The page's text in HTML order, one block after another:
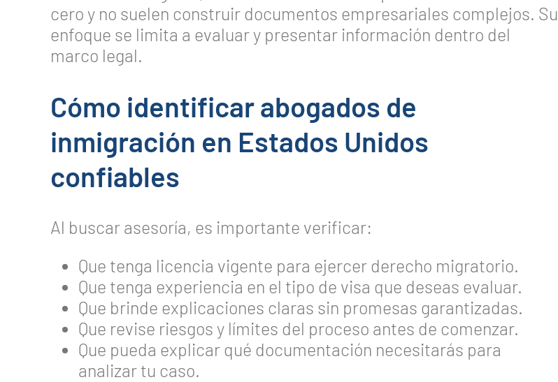
cero y no suelen construir documentos empresariales complejos. Su
enfoque se limita a evaluar y presentar información dentro del
marco legal.
Cómo identificar abogados de
inmigración en Estados Unidos
confiables
Al buscar asesoría, es importante verificar:
Que tenga licencia vigente para ejercer derecho migratorio.
Que tenga experiencia en el tipo de visa que deseas evaluar.
Que brinde explicaciones claras sin promesas garantizadas.
Que revise riesgos y límites del proceso antes de comenzar.
Que pueda explicar qué documentación necesitarás para
analizar tu caso.